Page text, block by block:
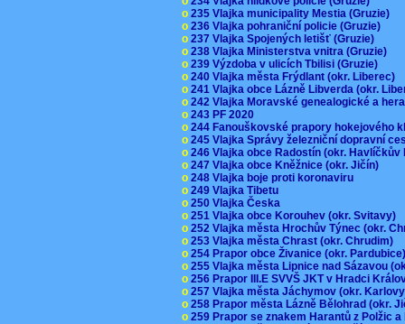
o 235 Vlajka municipality Mestia (Gruzie)
o 236 Vlajka pohraniční policie (Gruzie)
o 237 Vlajka Spojených letišť (Gruzie)
o 238 Vlajka Ministerstva vnitra (Gruzie)
o 239 Výzdoba v ulicích Tbilisi (Gruzie)
o 240 Vlajka města Frýdlant (okr. Liberec)
o 241 Vlajka obce Lázně Libverda (okr.
o 242 Vlajka Moravské genealogické a
o 243 PF 2020
o 244 Fanouškovské prapory hokejového
o 245 Vlajka Správy železniční dopravní
o 246 Vlajka obce Radostín (okr.
o 247 Vlajka obce Kněžnice (okr. Jičín)
o 248 Vlajka boje proti koronaviru
o 249 Vlajka Tibetu
o 250 Vlajka Česka
o 251 Vlajka obce Korouhev (okr. Svitavy)
o 252 Vlajka města Hrochův Týnec (okr.
o 253 Vlajka města Chrast (okr. Chrudim)
o 254 Prapor obce Živanice (okr.
o 255 Vlajka města Lipnice nad Sázavou
o 256 Prapor III.E SVVŠ JKT v Hradci
o 257 Vlajka města Jáchymov (okr.
o 258 Prapor města Lázně Bělohrad (okr.
o 259 Prapor se znakem Harantů z Polžic